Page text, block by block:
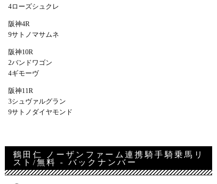
4ローズシュクレ
阪神4R
9サトノマサムネ
阪神10R
2バンドワゴン
4ギモーヴ
阪神11R
3シュヴァルグラン
9サトノダイヤモンド
鶴田仁 ノーザンファーム連携騎手騎乗馬リ
スト/無料 - バックナンバー